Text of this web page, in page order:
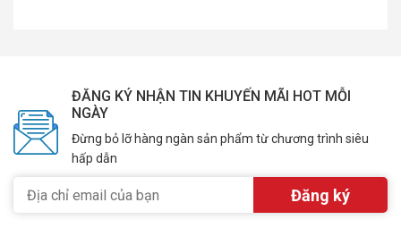
ĐĂNG KÝ NHẬN TIN KHUYẾN MÃI HOT MỖI
NGÀY
Đừng bỏ lỡ hàng ngàn sản phẩm từ chương trình siêu
hấp dẫn